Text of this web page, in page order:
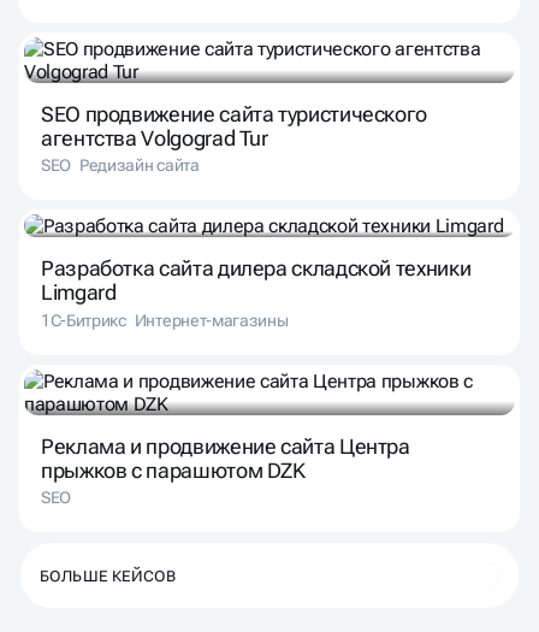
SEO продвижение сайта туристического
агентства Volgograd Tur
SEO Редизайн сайта
Разработка сайта дилера складской техники
Limgard
1С-Битрикс Интернет-магазины
Реклама и продвижение сайта Центра
прыжков с парашютом DZK
SEO
БОЛЬШЕ КЕЙСОВ